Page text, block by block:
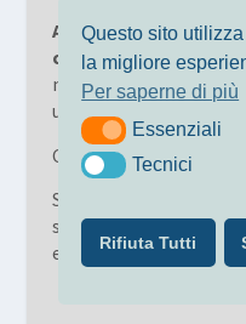
Ampliare,scoprire,
contrastaresono tutti
minimi. Tutti nel
un Generale.
Credevate mi fossi
Shhh lei è la mia arma
sotto copertura. Si
estivo alle mie parole:
Questo sito
la migliore
Per saperne di più
EssenzialiEssenziali
TecniciTecnici
Rifiuta Tutti